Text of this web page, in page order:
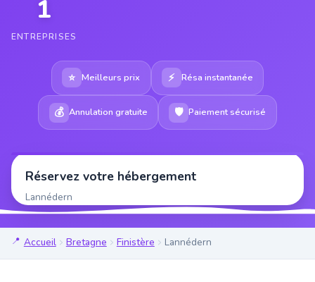
1
ENTREPRISES
⭐ Meilleurs prix ⚡ Résa instantanée
💰 Annulation gratuite 🛡 Paiement sécurisé
Réservez votre hébergement
Lannédern
Accueil Bretagne Finistère Lannédern